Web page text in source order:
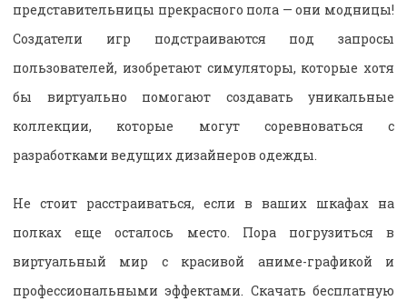
представительницы прекрасного пола — они модницы!
Создатели игр подстраиваются под запросы
пользователей, изобретают симуляторы, которые хотя
бы виртуально помогают создавать уникальные
коллекции, которые могут соревноваться с
разработками ведущих дизайнеров одежды.
Не стоит расстраиваться, если в ваших шкафах на
полках еще осталось место. Пора погрузиться в
виртуальный мир с красивой аниме-графикой и
профессиональными эффектами. Скачать бесплатную